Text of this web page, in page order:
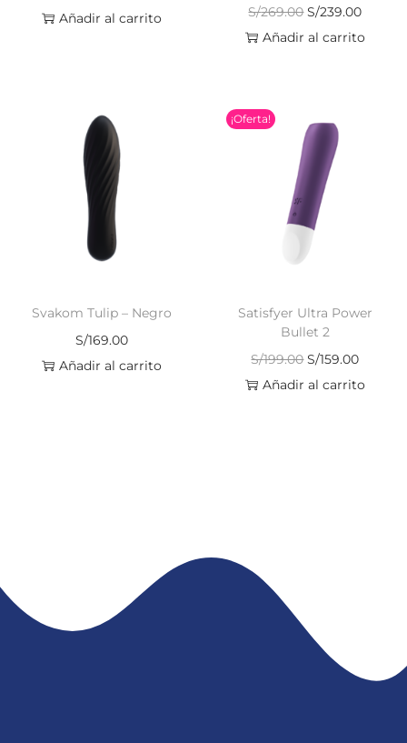
Añadir al carrito
S/269.00 S/239.00
Añadir al carrito
Svakom Tulip – Negro
S/169.00
Añadir al carrito
¡Oferta!
Satisfyer Ultra Power
Bullet 2
S/199.00 S/159.00
Añadir al carrito